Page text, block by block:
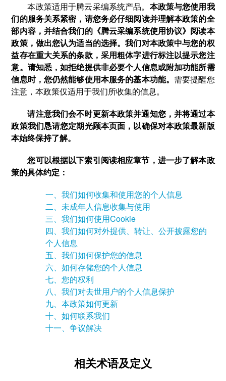
本政策适用于腾云采编系统产品。 本政策与您使用我
们的服务关系紧密，请您务必仔细阅读并理解本政策的全
部内容，并结合我们的《腾云采编系统使用协议》阅读本
政策，做出您认为适当的选择。我们对本政策中与您的权
益存在重大关系的条款，采用粗体字进行标注以提示您注
意。请知悉，如拒绝提供非必要个人信息或附加功能所需
信息时，您仍然能够使用本服务的基本功能。 需要提醒您
注意，本政策仅适用于我们所收集的信息。
请注意我们会不时更新本政策并通知您，并将通过本
政策我们恳请您定期光顾本页面，以确保对本政策最新版
本始终保持了解。
您可以根据以下索引阅读相应章节，进一步了解本政
策的具体约定：
一、我们如何收集和使用您的个人信息
二、未成年人信息收集与使用
三、我们如何使用Cookie
四、我们如何对外提供、转让、公开披露您的
个人信息
五、我们如何保护您的信息
六、如何存储您的个人信息
七、您的权利
八、我们对去世用户的个人信息保护
九、本政策如何更新
十、如何联系我们
十一、争议解决
相关术语及定义